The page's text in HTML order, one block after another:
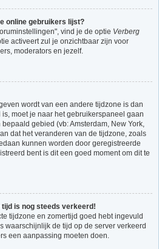
online gebruikers lijst?
vind je de optie Verberg
activeert zul je onzichtbaar zijn voor
moderators en jezelf.
wordt van een andere tijdzone is dan
moet je naar het gebruikerspaneel gaan
gebied (vb: Amsterdam, New York,
dat het veranderen van de tijdzone, zoals
kunnen worden door geregistreerde
bent is dit een goed moment om dit te
tijd is nog steeds verkeerd!
tijdzone en zomertijd goed hebt ingevuld
waarschijnlijk de tijd op de server verkeerd
een aanpassing moeten doen.